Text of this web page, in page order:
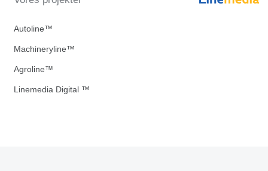
Autoline™
Machineryline™
Agroline™
Linemedia Digital ™